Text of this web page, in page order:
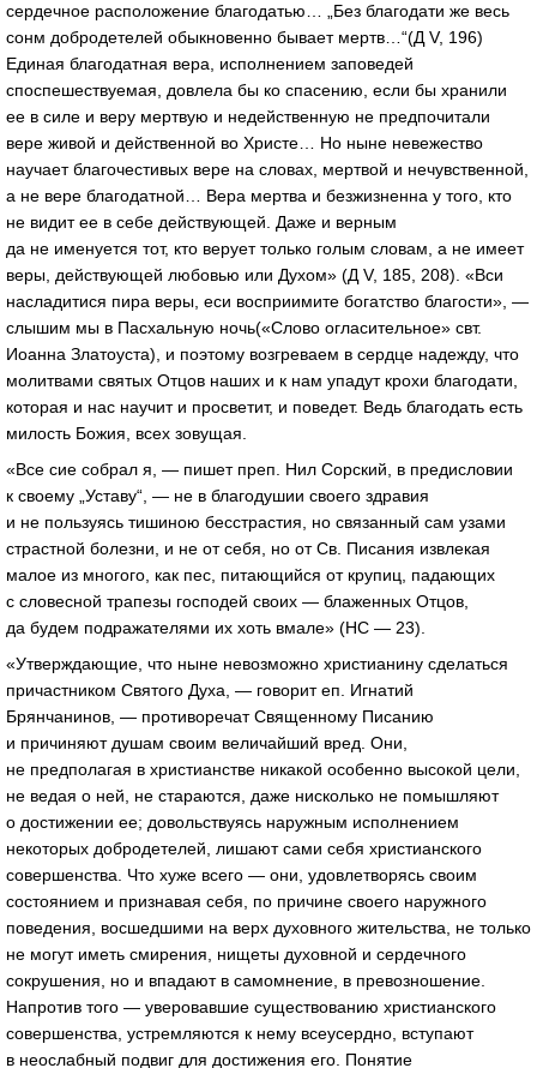
сердечное расположение благодатью… „Без благодати же весь
сонм добродетелей обыкновенно бывает мертв…“(Д V, 196)
Единая благодатная вера, исполнением заповедей
споспешествуемая, довлела бы ко спасению, если бы хранили
ее в силе и веру мертвую и недейственную не предпочитали
вере живой и действенной во Христе… Но ныне невежество
научает благочестивых вере на словах, мертвой и нечувственной,
а не вере благодатной… Вера мертва и безжизненна у того, кто
не видит ее в себе действующей. Даже и верным
да не именуется тот, кто верует только голым словам, а не имеет
веры, действующей любовью или Духом» (Д V, 185, 208). «Вси
насладитися пира веры, еси восприимите богатство благости», —
слышим мы в Пасхальную ночь(«Слово огласительное» свт.
Иоанна Златоуста), и поэтому возгреваем в сердце надежду, что
молитвами святых Отцов наших и к нам упадут крохи благодати,
которая и нас научит и просветит, и поведет. Ведь благодать есть
милость Божия, всех зовущая.
«Все сие собрал я, — пишет преп. Нил Сорский, в предисловии
к своему „Уставу“, — не в благодушии своего здравия
и не пользуясь тишиною бесстрастия, но связанный сам узами
страстной болезни, и не от себя, но от Св. Писания извлекая
малое из многого, как пес, питающийся от крупиц, падающих
с словесной трапезы господей своих — блаженных Отцов,
да будем подражателями их хоть вмале» (НС — 23).
«Утверждающие, что ныне невозможно христианину сделаться
причастником Святого Духа, — говорит еп. Игнатий
Брянчанинов, — противоречат Священному Писанию
и причиняют душам своим величайший вред. Они,
не предполагая в христианстве никакой особенно высокой цели,
не ведая о ней, не стараются, даже нисколько не помышляют
о достижении ее; довольствуясь наружным исполнением
некоторых добродетелей, лишают сами себя христианского
совершенства. Что хуже всего — они, удовлетворясь своим
состоянием и признавая себя, по причине своего наружного
поведения, восшедшими на верх духовного жительства, не только
не могут иметь смирения, нищеты духовной и сердечного
сокрушения, но и впадают в самомнение, в превозношение.
Напротив того — уверовавшие существованию христианского
совершенства, устремляются к нему всеусердно, вступают
в неослабный подвиг для достижения его. Понятие